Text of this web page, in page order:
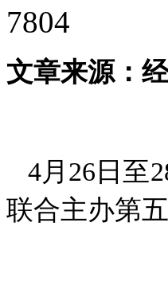
7804
文章来源：
4月26日至
联合主办第